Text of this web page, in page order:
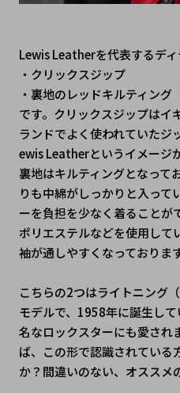
Lewis Leatherを代表するデ
・クリックスジップ
・裏地のレッドキルティング
です。クリックスジップはイ
ランドでよく使われていたジ
ewis Leatherというイメージ
裏地はキルティングとなって
りも中綿がしっかりと入って
ーを負担を少なく着ることが
ポリエステルなどを使用して
袖が通しやすくなっております
こちらの2つはライトニング
モデルで、1958年に誕生し
名なロックスターにも愛され
ば、この形で認識されている
か？間違いのない、オススメ